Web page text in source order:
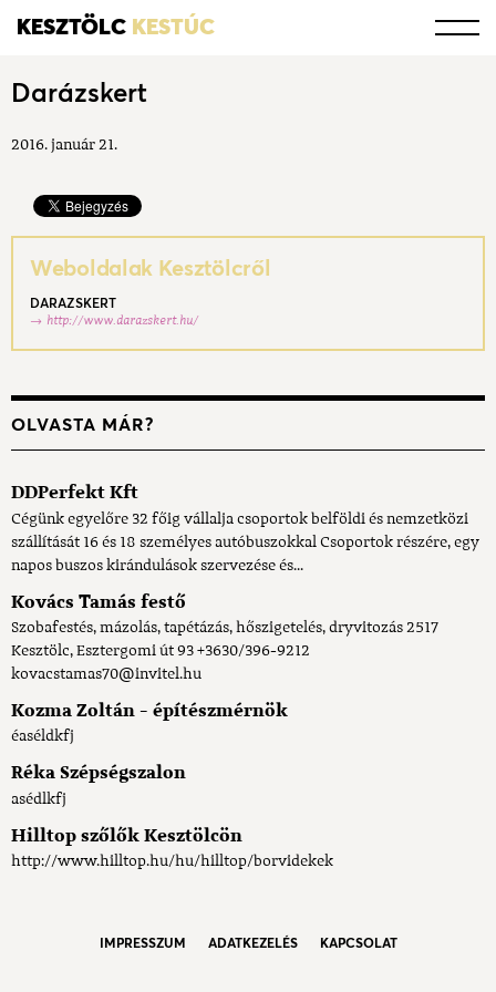
KESZTÖLC KESTÚC
Darázskert
2016. január 21.
Weboldalak Kesztölcről
DARAZSKERT
http://www.darazskert.hu/
OLVASTA MÁR?
DDPerfekt Kft
Cégünk egyelőre 32 főig vállalja csoportok belföldi és nemzetközi
szállítását 16 és 18 személyes autóbuszokkal Csoportok részére, egy
napos buszos kirándulások szervezése és...
Kovács Tamás festő
Szobafestés, mázolás, tapétázás, hőszigetelés, dryvitozás 2517
Kesztölc, Esztergomi út 93 +3630/396-9212
kovacstamas70@invitel.hu
Kozma Zoltán - építészmérnök
éaséldkfj
Réka Szépségszalon
asédlkfj
Hilltop szőlők Kesztölcön
http://www.hilltop.hu/hu/hilltop/borvidekek
IMPRESSZUM ADATKEZELÉS KAPCSOLAT